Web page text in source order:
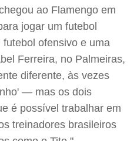
ao Flamengo em
jogar um futebol
ofensivo e uma
Ferreira, no Palmeiras,
diferente, às vezes
— mas os dois
é possível trabalhar em
treinadores brasileiros